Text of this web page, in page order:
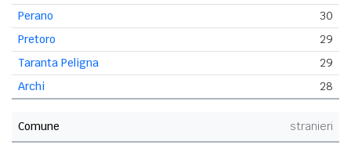
Perano
30
Pretoro
29
Taranta Peligna
29
Archi
28
Comune
stranieri